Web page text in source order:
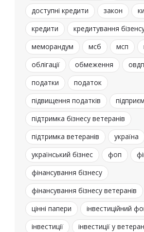
доступні кредити
закон
кредити
кредитування
меморандум
мсб мсп
облігації
обмеження
овдп
податки
податок
підвищення податків
підтримка бізнесу ветеранів
підтримка ветеранів
україна
український бізнес
фоп
фінансування бізнесу
фінансування бізнесу ветеранів
цінні папери
інвестиційний
інвестиції
інвестиції у